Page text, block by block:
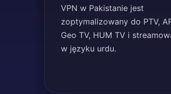
VPN w Pakistanie jest
zoptymalizowany do PTV,
Geo TV, HUM TV i
w języku urdu.